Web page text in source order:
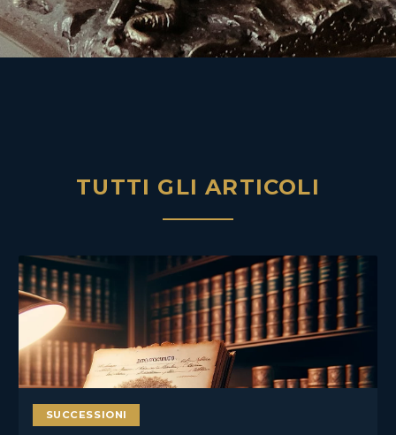
TUTTI GLI ARTICOLI
SUCCESSIONI